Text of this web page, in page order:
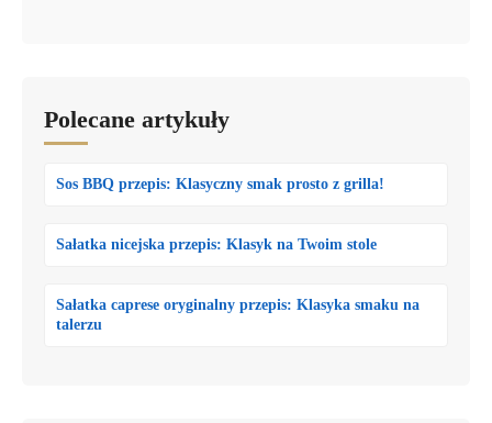
Polecane artykuły
Sos BBQ przepis: Klasyczny smak prosto z grilla!
Sałatka nicejska przepis: Klasyk na Twoim stole
Sałatka caprese oryginalny przepis: Klasyka smaku na
talerzu